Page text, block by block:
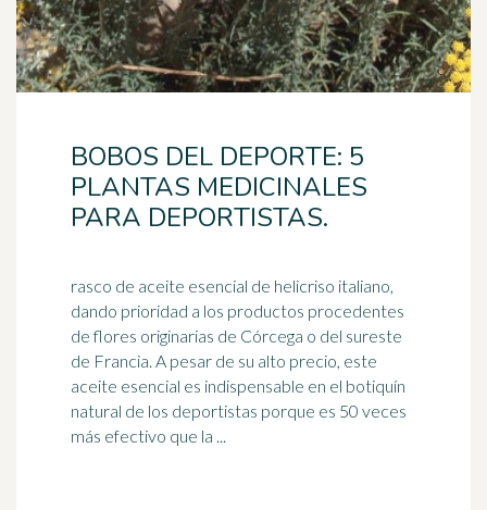
BOBOS DEL DEPORTE: 5
PLANTAS MEDICINALES
PARA DEPORTISTAS.
rasco de aceite esencial de helicriso italiano,
dando prioridad a los productos procedentes
de flores originarias de Córcega o del sureste
de Francia. A pesar de su alto precio, este
aceite esencial es indispensable en el botiquín
natural de los deportistas porque es 50 veces
más efectivo que la ...